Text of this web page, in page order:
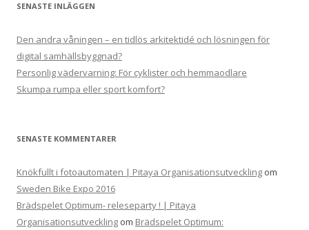
SENASTE INLÄGGEN
Den andra våningen – en tidlös arkitektidé och lösningen för
digital samhällsbyggnad?
Personlig vädervarning: För cyklister och hemmaodlare
Skumpa rumpa eller sport komfort?
SENASTE KOMMENTARER
Knökfullt i fotoautomaten | Pitaya Organisationsutveckling om
Sweden Bike Expo 2016
Brädspelet Optimum- releseparty ! | Pitaya
Organisationsutveckling om Brädspelet Optimum: